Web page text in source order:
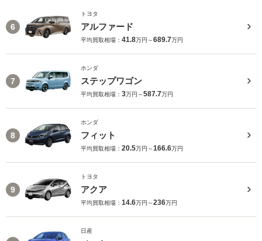
6
トヨタ
アルファード
平均買取相場： 41.8万円～689.7万円
7
ホンダ
ステップワゴン
平均買取相場： 3万円～587.7万円
8
ホンダ
フィット
平均買取相場： 20.5万円～166.6万円
9
トヨタ
アクア
平均買取相場： 14.6万円～236万円
日産